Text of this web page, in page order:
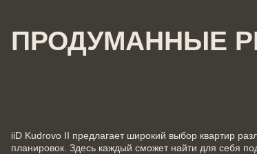
ПРОДУМАННЫЕ
iiD Kudrovo II предлагает широкий выбор квартир
планировок. Здесь каждый сможет найти для себя